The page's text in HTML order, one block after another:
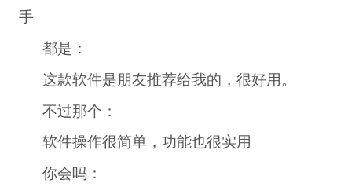
手
都是：
这款软件是朋友推荐给我的，很好用。
不过那个：
软件操作很简单，功能也很实用
你会吗：